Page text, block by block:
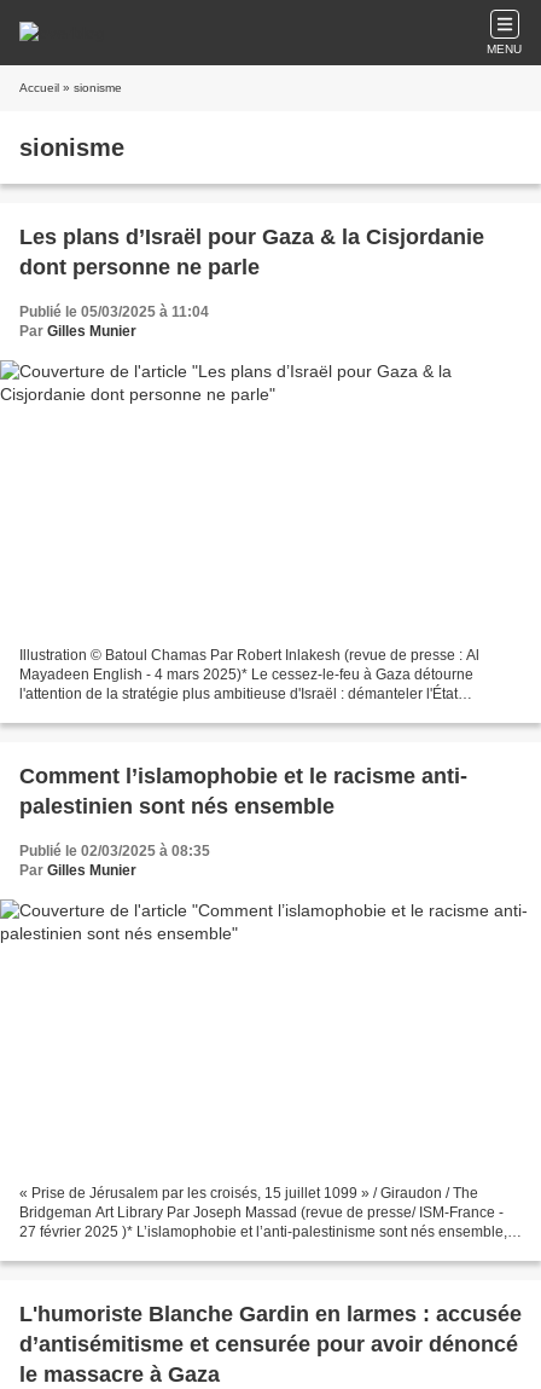
MENU
Accueil » sionisme
sionisme
Les plans d’Israël pour Gaza & la Cisjordanie
dont personne ne parle
Publié le 05/03/2025 à 11:04
Par Gilles Munier
Illustration © Batoul Chamas Par Robert Inlakesh (revue de presse : Al
Mayadeen English - 4 mars 2025)* Le cessez-le-feu à Gaza détourne
l'attention de la stratégie plus ambitieuse d'Israël : démanteler l'État
Comment l’islamophobie et le racisme anti-
palestinien sont nés ensemble
Publié le 02/03/2025 à 08:35
Par Gilles Munier
« Prise de Jérusalem par les croisés, 15 juillet 1099 » / Giraudon / The
Bridgeman Art Library Par Joseph Massad (revue de presse/ ISM-France -
27 février 2025 )* L’islamophobie et l’anti-palestinisme sont nés ensemble,
L'humoriste Blanche Gardin en larmes : accusée
d’antisémitisme et censurée pour avoir dénoncé
le massacre à Gaza